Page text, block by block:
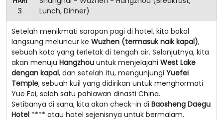
3
Lunch, Dinner)
Setelah menikmati sarapan pagi di hotel, kita bakal
langsung meluncur ke Wuzhen (termasuk naik kapal),
sebuah kota yang terletak di tengah air. Selanjutnya, kita
akan menuju Hangzhou untuk menjelajahi West Lake
dengan kapal, dan setelah itu, mengunjungi Yuefei
Temple, sebuah kuil yang didirikan untuk menghormati
Yue Fei, salah satu pahlawan dinasti China.
Setibanya di sana, kita akan check-in di Baosheng Daegu
Hotel **** atau hotel sejenisnya untuk bermalam.